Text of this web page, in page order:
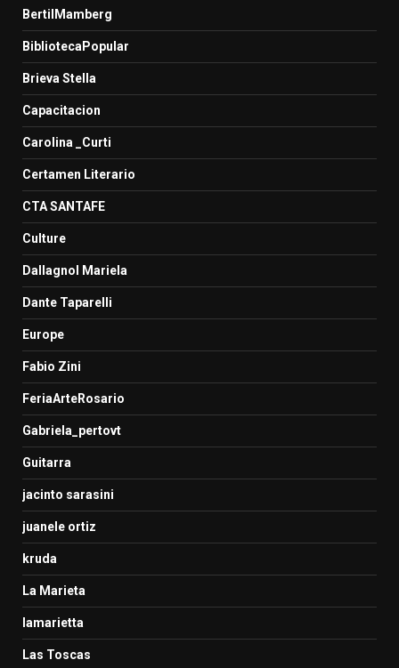
BertilMamberg
BibliotecaPopular
Brieva Stella
Capacitacion
Carolina _Curti
Certamen Literario
CTA SANTAFE
Culture
Dallagnol Mariela
Dante Taparelli
Europe
Fabio Zini
FeriaArteRosario
Gabriela_pertovt
Guitarra
jacinto sarasini
juanele ortiz
kruda
La Marieta
lamarietta
Las Toscas